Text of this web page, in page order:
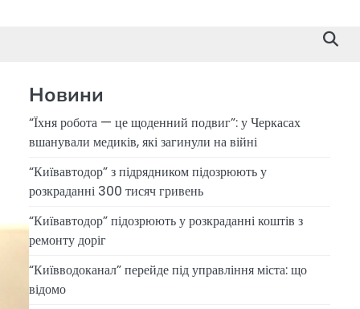
Новини
“Їхня робота — це щоденний подвиг”: у Черкасах
вшанували медиків, які загинули на війні
“Київавтодор” з підрядником підозрюють у
розкраданні 300 тисяч гривень
“Київавтодор” підозрюють у розкраданні коштів з
ремонту доріг
“Київводоканал” перейде під управління міста: що
відомо